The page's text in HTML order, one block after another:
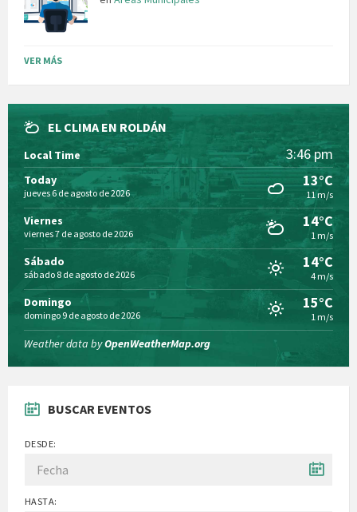
VER MÁS
EL CLIMA EN ROLDÁN
Local Time 3:46 pm
Today
jueves 6 de agosto de 2026
13°C
11 m/s
Viernes
viernes 7 de agosto de 2026
14°C
1 m/s
Sábado
sábado 8 de agosto de 2026
14°C
4 m/s
Domingo
domingo 9 de agosto de 2026
15°C
1 m/s
Weather data byOpenWeatherMap.org
BUSCAR EVENTOS
DESDE:
HASTA: